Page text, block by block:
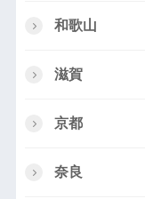
和歌山
滋賀
京都
奈良